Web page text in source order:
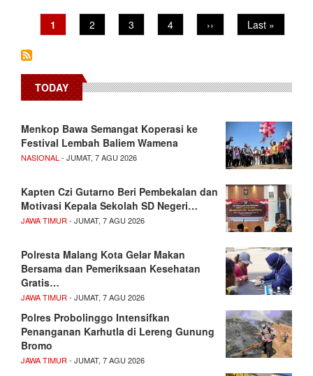
Pagination
Current
page
1 Page
2 Page
3 Page
4
Next
page
››
Last
page
Last »
TODAY
Menkop Bawa Semangat Koperasi ke
Festival Lembah Baliem Wamena
NASIONAL - JUMAT, 7 AGU 2026
Kapten Czi Gutarno Beri Pembekalan dan
Motivasi Kepala Sekolah SD Negeri…
JAWA TIMUR - JUMAT, 7 AGU 2026
Polresta Malang Kota Gelar Makan
Bersama dan Pemeriksaan Kesehatan
Gratis…
JAWA TIMUR - JUMAT, 7 AGU 2026
Polres Probolinggo Intensifkan
Penanganan Karhutla di Lereng Gunung
Bromo
JAWA TIMUR - JUMAT, 7 AGU 2026